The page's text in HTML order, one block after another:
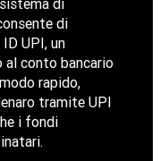
di
UPI, un
conto bancario
rapido,
tramite UPI
i fondi